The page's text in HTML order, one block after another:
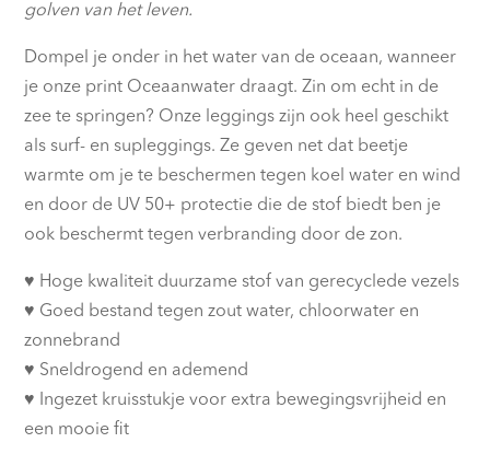
€85.00.€69.00.
golven van het leven.
Dompel je onder in het water van de oceaan, wanneer
je onze print Oceaanwater draagt. Zin om echt in de
zee te springen? Onze leggings zijn ook heel geschikt
als surf- en supleggings. Ze geven net dat beetje
warmte om je te beschermen tegen koel water en wind
en door de UV 50+ protectie die de stof biedt ben je
ook beschermt tegen verbranding door de zon.
♥︎ Hoge kwaliteit duurzame stof van gerecyclede vezels
♥︎ Goed bestand tegen zout water, chloorwater en
zonnebrand
♥︎ Sneldrogend en ademend
♥︎ Ingezet kruisstukje voor extra bewegingsvrijheid en
een mooie fit